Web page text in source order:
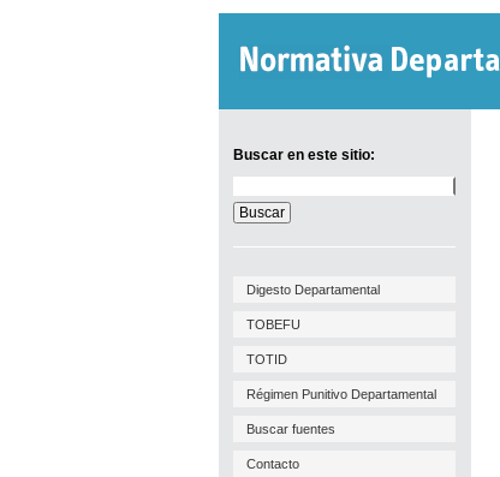
Buscar en este sitio:
en
este
sitio:
Digesto Departamental
TOBEFU
TOTID
Régimen Punitivo Departamental
Buscar fuentes
Contacto